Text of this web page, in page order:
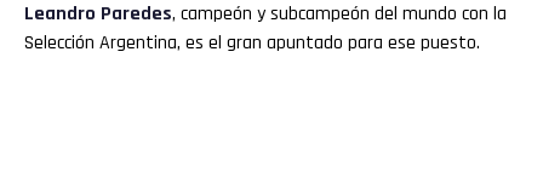
Leandro Paredes, campeón y subcampeón del mundo con la
Selección Argentina, es el gran apuntado para ese puesto.